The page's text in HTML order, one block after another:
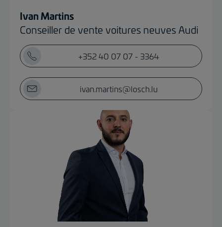
Ivan Martins
Conseiller de vente voitures neuves Audi
+352 40 07 07 - 3364
ivan.martins@losch.lu